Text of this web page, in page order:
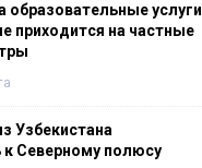
образовательные услуги
приходится на частные
Узбекистана
к Северному полюсу